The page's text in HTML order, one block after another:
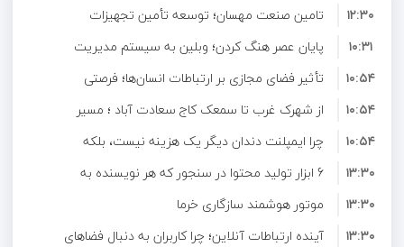
تامین صنعت مهسان؛ توسعه تأمین تجهیزات
صنعتی و ارائه راهکارهای تخصصی برای صنایع
۱۲:۳۰
پایان عصر هنگ کردن؛ وبلین به سیستم مدیریت
محتوای حرفه ای ارتقا پیدا کرد!
۱۰:۳۱
تأثیر فضای مجازی بر ارتباطات انسان‌ها؛ فرصتی
برای تعامل و آشنایی در دنیای دیجیتال
۱۰:۵۴
از شهرک غرب تا سمعک کاج سعادت آباد ؛ مسیر
شنیدن دوباره در غرب تهران
۱۰:۵۴
چرا ایمپلنت دندان دیگر یک هزینه نیست، بلکه
یک سرمایه‌گذاری بلندمدت برای سلامتی است؟
۱۰:۵۴
6 ابزار تولید محتوا در سنجور که هر نویسنده به
آن‌ها نیاز دارد
۱۳:۳۰
موتور هوشمند سازگاری خرما
۱۳:۳۰
آینده ارتباطات آنلاین؛ چرا کاربران به دنبال فضاهای
۱۳:۳۰